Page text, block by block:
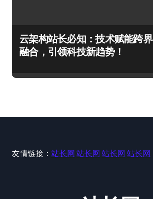
云架构站长必知：技术赋能跨界
融合，引领科技新趋势！
友情链接： 站长网 站长网 站长网 站长网